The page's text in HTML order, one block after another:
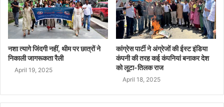
नशा त्यागे जिंदगी नहीं, थीम पर छात्रों ने
निकाली जागरूकता रैली
April 19, 2025
कांग्रेस पार्टी ने अंग्रेजों की ईस्ट इंडिया
कंपनी की तरह कई कंपनियां बनाकर देश
को लूटा-तिलक राज
April 18, 2025